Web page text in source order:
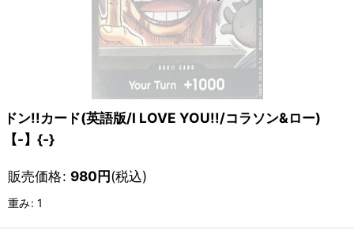
ドン!!カード(英語版/I LOVE YOU!!/コラソン&ロー)
【-】{-}
販売価格: 980円(税込)
重み: 1